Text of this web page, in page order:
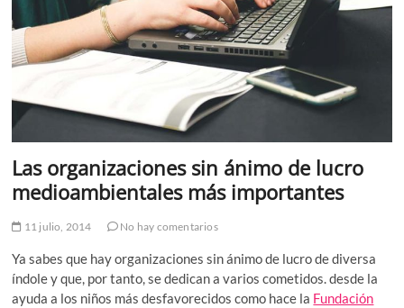
Las organizaciones sin ánimo de lucro
medioambientales más importantes
11 julio, 2014 No hay comentarios
Ya sabes que hay organizaciones sin ánimo de lucro de diversa
índole y que, por tanto, se dedican a varios cometidos. desde la
ayuda a los niños más desfavorecidos como hace la Fundación